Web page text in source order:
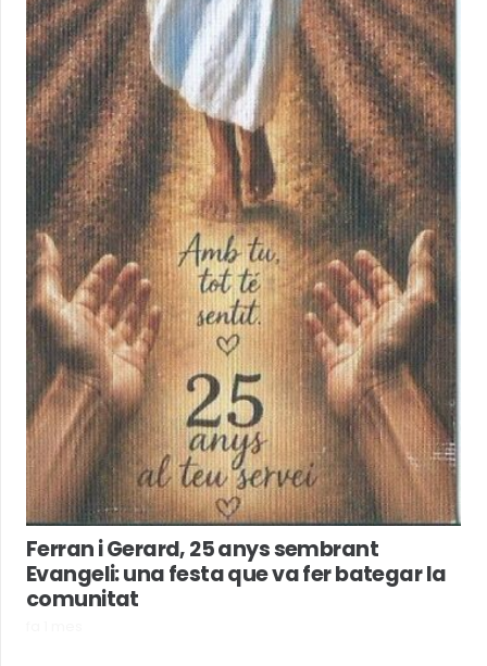
Ferran i Gerard, 25 anys sembrant
Evangeli: una festa que va fer bategar la
comunitat